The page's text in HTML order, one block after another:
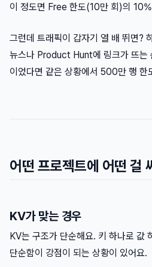
이 정도면 Free 한도(10만 회)의
그런데 트래픽이 갑자기 열 배 뛰면?
뉴스나 Product Hunt에 링크가 뜨는
이었다면 같은 상황에서 500만 행 한
어떤 프로젝트에 어떤 걸
KV가 맞는 경우
KV는 구조가 단순해요. 키 하나로 값
단순함이 강점이 되는 상황이 있어요.